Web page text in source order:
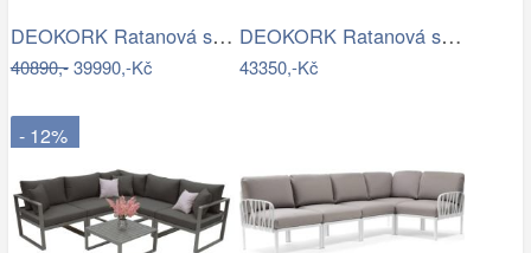
DEOKORK Ratanová sestava PAOLA antracit…
40890,-39990,-Kč
DEOKORK Ratanová sestava DAKOTA …
43350,-Kč
- 12%